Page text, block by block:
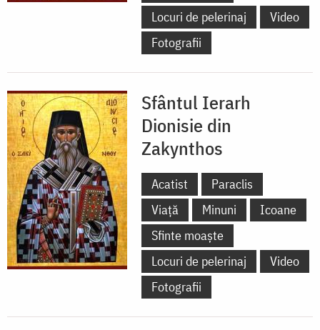
Locuri de pelerinaj
Video
Fotografii
Sfântul Ierarh
Dionisie din
Zakynthos
Acatist
Paraclis
Viață
Minuni
Icoane
Sfinte moaște
Locuri de pelerinaj
Video
Fotografii